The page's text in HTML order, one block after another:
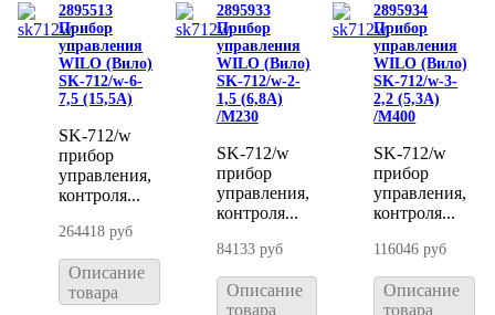
2895513
Прибор
управления
WILO (Вило)
SK-712/w-6-
7,5 (15,5A)
SK-712/w
прибор
управления,
контроля...
264418 руб
Описание
товара
2895933
Прибор
управления
WILO (Вило)
SK-712/w-2-
1,5 (6,8A)
/M230
SK-712/w
прибор
управления,
контроля...
84133 руб
Описание
товара
2895934
Прибор
управления
WILO (Вило)
SK-712/w-3-
2,2 (5,3A)
/M400
SK-712/w
прибор
управления,
контроля...
116046 руб
Описание
товара